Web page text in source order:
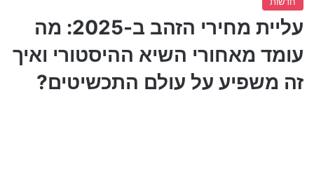
עליית מחירי הזהב ב-2025: מה
עומד מאחורי השיא ההיסטורי ואיך
זה משפיע על עולם התכשיטים?